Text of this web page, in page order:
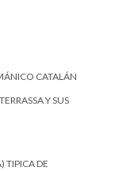
CATALÁN
Y SUS
TIPICA DE